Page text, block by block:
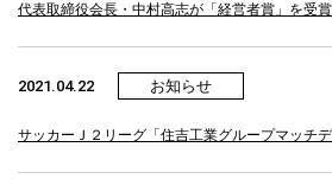
代表取締役会長・中村高志が「経営者賞」を受
2021.04.22 お知らせ
サッカーＪ２リーグ「住吉工業グループマッチデ